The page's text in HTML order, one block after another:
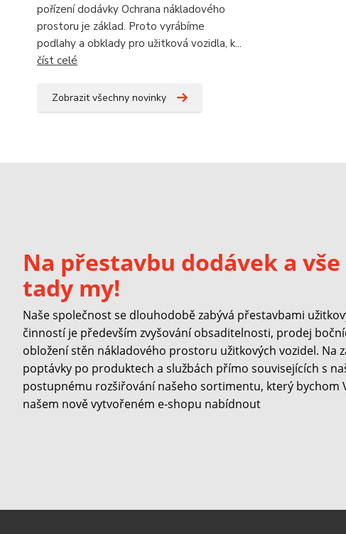
pořízení dodávky Ochrana nákladového
prostoru je základ. Proto vyrábíme
podlahy a obklady pro užitková vozidla, k...
číst celé
Zobrazit všechny novinky
Na přestavbu dodávek a
tady my!
Naše společnost se dlouhodobě zabývá přestavbami
činností je především zvyšování obsaditelnosti, prodej
obložení stěn nákladového prostoru užitkových vozidel. Na
poptávky po produktech a službách přímo souvisejících s
postupnému rozšiřování našeho sortimentu, který bychom
našem nově vytvořeném e-shopu nabídnout